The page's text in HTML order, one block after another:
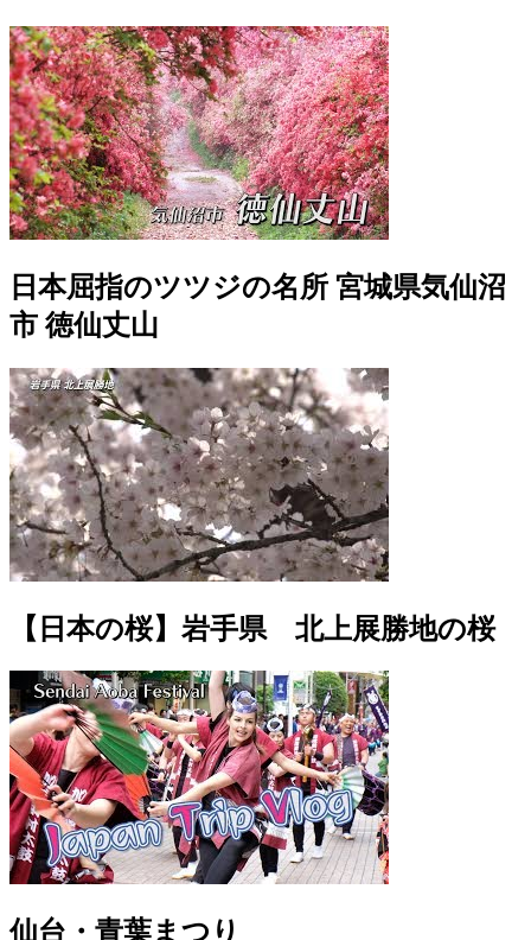
日本屈指のツツジの名所 宮城県気仙沼
市 徳仙丈山
【日本の桜】岩手県 北上展勝地の桜
仙台・青葉まつり